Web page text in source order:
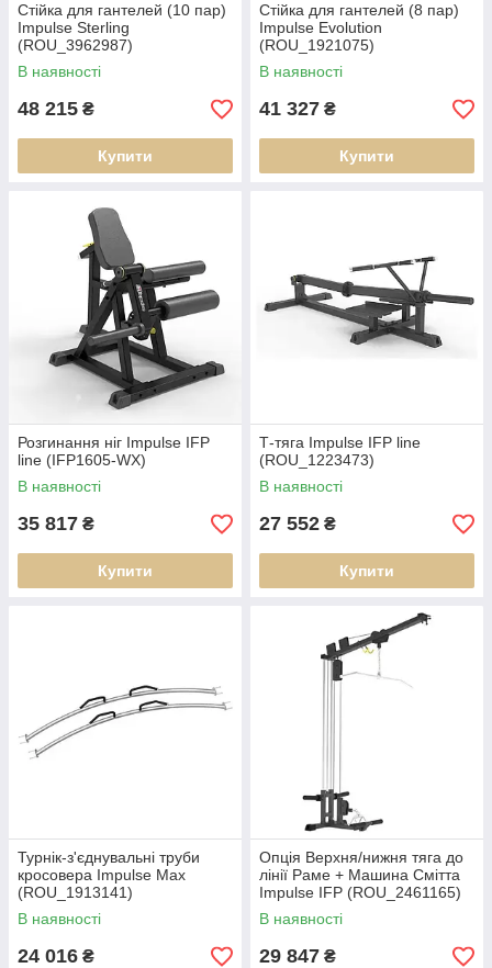
Стійка для гантелей (10 пар)
Impulse Sterling
(ROU_3962987)
В наявності
48 215 ₴
Купити
Стійка для гантелей (8 пар)
Impulse Evolution
(ROU_1921075)
В наявності
41 327 ₴
Купити
Розгинання ніг Impulse IFP
line (IFP1605-WX)
В наявності
35 817 ₴
Купити
Т-тяга Impulse IFP line
(ROU_1223473)
В наявності
27 552 ₴
Купити
Турнік-з'єднувальні труби
кросовера Impulse Max
(ROU_1913141)
В наявності
24 016 ₴
Опція Верхня/нижня тяга до
лінії Раме + Машина Смітта
Impulse IFP (ROU_2461165)
В наявності
29 847 ₴